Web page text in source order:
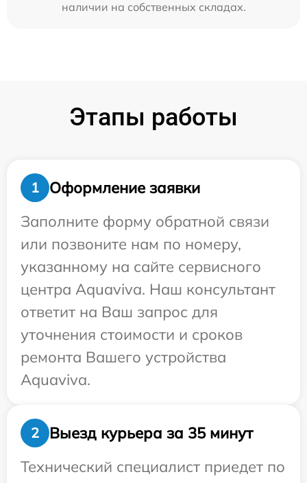
наличии на собственных складах.
Этапы работы
1
Оформление заявки
Заполните форму обратной связи
или позвоните нам по номеру,
указанному на сайте сервисного
центра Aquaviva. Наш консультант
ответит на Ваш запрос для
уточнения стоимости и сроков
ремонта Вашего устройства
Aquaviva.
2
Выезд курьера за 35 минут
Технический специалист приедет по